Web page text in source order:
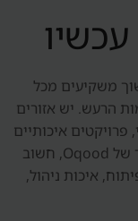
משקיעים מכל
הרעש. יש אזורים
איכותיים
ופרויקטים שדורשים בדיקה עמוקה. בהקשר של Oqood, חשוב
איכות ניהול,